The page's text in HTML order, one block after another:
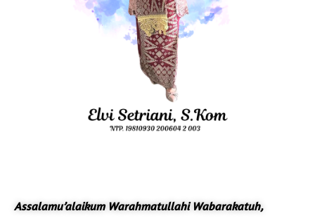
Assalamu’alaikum Warahmatullahi Wabarakatuh,